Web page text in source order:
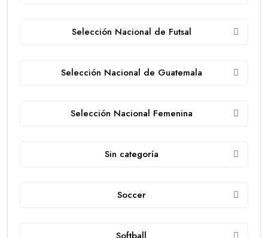
Selección Nacional de Futsal
Selección Nacional de Guatemala
Selección Nacional Femenina
Sin categoría
Soccer